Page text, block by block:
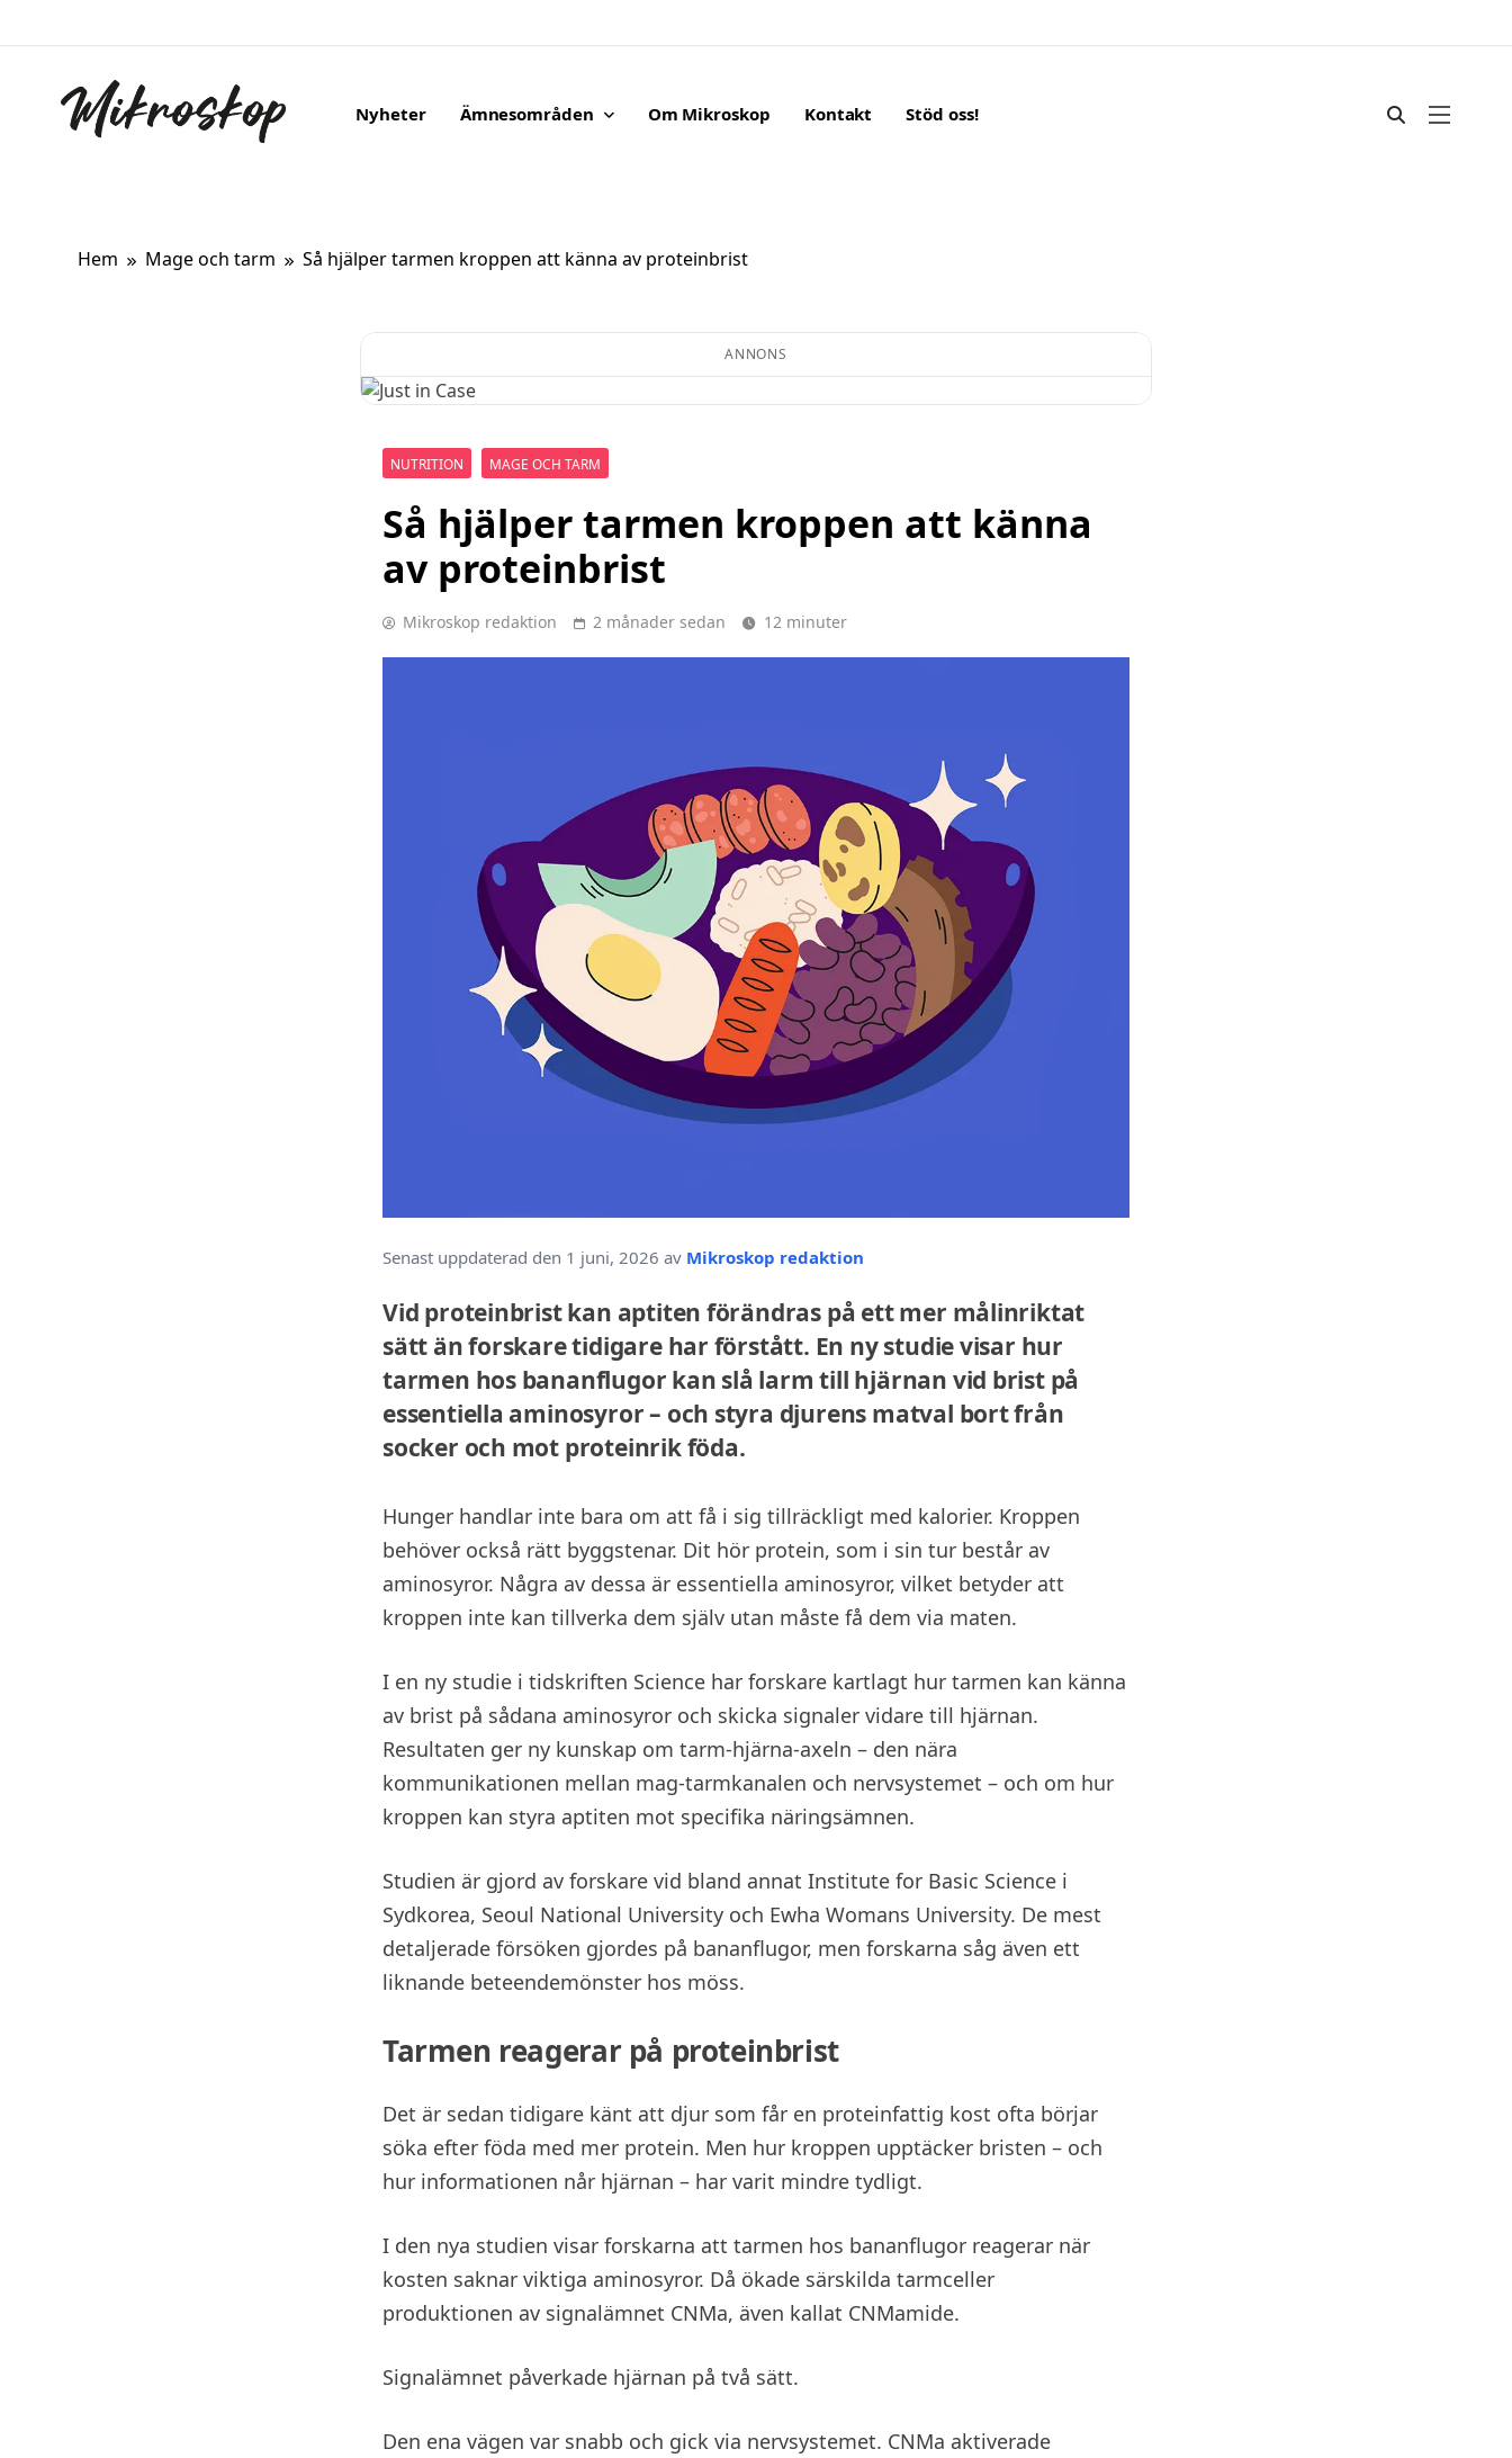
Nyheter Ämnesområden Om Mikroskop Kontakt Stöd oss!
Hem Mage och tarm Så hjälper tarmen kroppen att känna av proteinbrist
ANNONS
NUTRITION MAGE OCH TARM
Så hjälper tarmen kroppen att känna
av proteinbrist
Mikroskop redaktion 2 månader sedan 12 minuter
Senast uppdaterad den 1 juni, 2026 av Mikroskop redaktion
Vid proteinbrist kan aptiten förändras på ett mer målinriktat
sätt än forskare tidigare har förstått. En ny studie visar hur
tarmen hos bananflugor kan slå larm till hjärnan vid brist på
essentiella aminosyror – och styra djurens matval bort från
socker och mot proteinrik föda.
Hunger handlar inte bara om att få i sig tillräckligt med kalorier. Kroppen
behöver också rätt byggstenar. Dit hör protein, som i sin tur består av
aminosyror. Några av dessa är essentiella aminosyror, vilket betyder att
kroppen inte kan tillverka dem själv utan måste få dem via maten.
I en ny studie i tidskriften Science har forskare kartlagt hur tarmen kan känna
av brist på sådana aminosyror och skicka signaler vidare till hjärnan.
Resultaten ger ny kunskap om tarm-hjärna-axeln – den nära
kommunikationen mellan mag-tarmkanalen och nervsystemet – och om hur
kroppen kan styra aptiten mot specifika näringsämnen.
Studien är gjord av forskare vid bland annat Institute for Basic Science i
Sydkorea, Seoul National University och Ewha Womans University. De mest
detaljerade försöken gjordes på bananflugor, men forskarna såg även ett
liknande beteendemönster hos möss.
Tarmen reagerar på proteinbrist
Det är sedan tidigare känt att djur som får en proteinfattig kost ofta börjar
söka efter föda med mer protein. Men hur kroppen upptäcker bristen – och
hur informationen når hjärnan – har varit mindre tydligt.
I den nya studien visar forskarna att tarmen hos bananflugor reagerar när
kosten saknar viktiga aminosyror. Då ökade särskilda tarmceller
produktionen av signalämnet CNMa, även kallat CNMamide.
Signalämnet påverkade hjärnan på två sätt.
Den ena vägen var snabb och gick via nervsystemet. CNMa aktiverade